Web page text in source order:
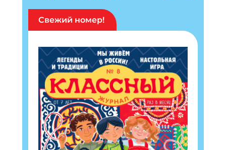
Свежий номер!